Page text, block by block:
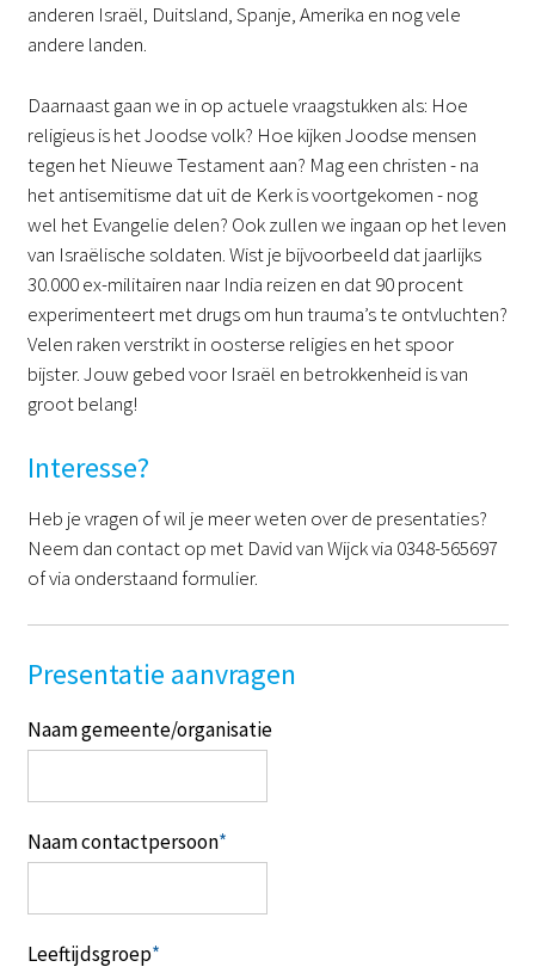
anderen Israël, Duitsland, Spanje, Amerika en nog vele
andere landen.
Daarnaast gaan we in op actuele vraagstukken als: Hoe
religieus is het Joodse volk? Hoe kijken Joodse mensen
tegen het Nieuwe Testament aan? Mag een christen - na
het antisemitisme dat uit de Kerk is voortgekomen - nog
wel het Evangelie delen? Ook zullen we ingaan op het leven
van Israëlische soldaten. Wist je bijvoorbeeld dat jaarlijks
30.000 ex-militairen naar India reizen en dat 90 procent
experimenteert met drugs om hun trauma’s te ontvluchten?
Velen raken verstrikt in oosterse religies en het spoor
bijster. Jouw gebed voor Israël en betrokkenheid is van
groot belang!
Interesse?
Heb je vragen of wil je meer weten over de presentaties?
Neem dan contact op met David van Wijck via 0348-565697
of via onderstaand formulier.
Presentatie aanvragen
Naam gemeente/organisatie
Naam contactpersoon*
Leeftijdsgroep*